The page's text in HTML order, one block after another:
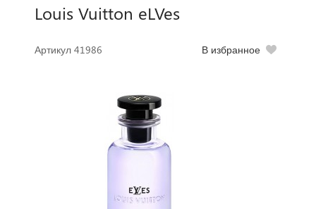
Louis Vuitton eLVes
Артикул 41986 В избранное